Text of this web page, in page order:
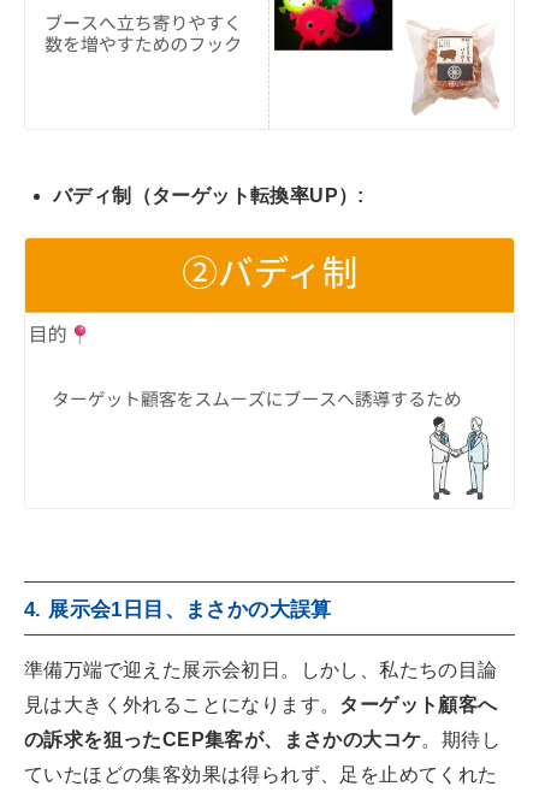
バディ制（ターゲット転換率UP）:
4. 展示会1日目、まさかの大誤算
準備万端で迎えた展示会初日。しかし、私たちの目論
見は大きく外れることになります。 ターゲット顧客へ
の訴求を狙ったCEP集客が、まさかの大コケ。期待し
ていたほどの集客効果は得られず、足を止めてくれた